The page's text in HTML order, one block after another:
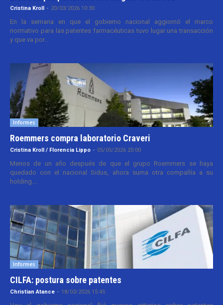
Cristina Kroll - 20/03/2026 10:30
En la semana en que el gobierno nacional aggiornó el marco
normativo para las patentes farmacéuticas tuvo lugar una transacción
y que va por...
Informes
Roemmers compra laboratorio Craveri
Cristina Kroll / Florencia Lippo - 05/05/2026 20:00
Menos de un año después de que el grupo Roemmers se haya
quedado con el nacional Sidus, ahora suma otra compañía a su
holding....
Informes
CILFA: postura sobre patentes
Christian Atance - 18/03/2026 15:45